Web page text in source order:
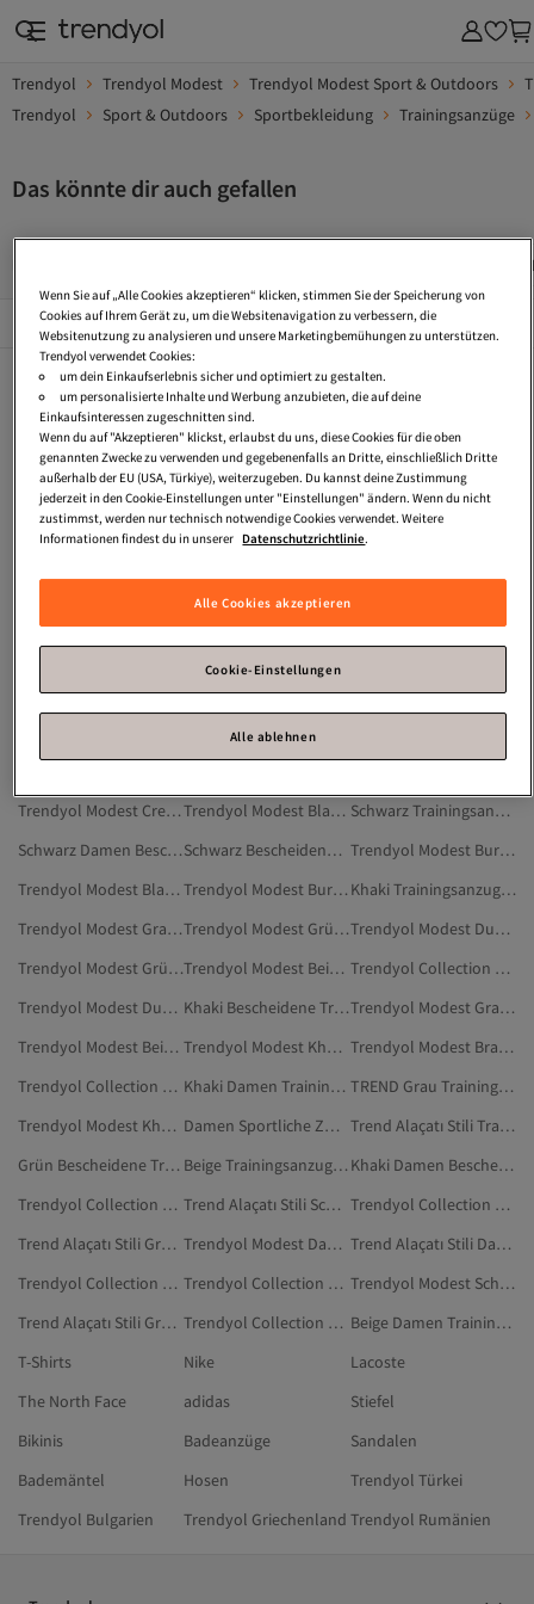
Trendyol Trendyol Modest Trendyol Modest Sport & Outdoors
Trendyol
Sport & Outdoors Sportbekleidung Trainingsanzüge
Das könnte dir auch gefallen
Trendyol
Beliebte Seiten Alles Sehen
Trainingsanzug Baumwolle Hijab Sportbekleidung
Sport Zweiteiler
Jogging Kleidung
Hijab Zweiteiler
Strick Zweiteiler
Zweiteiler Gestreift
Trainingsanzug 6Xl
Zweiteiler Satin
Sportbekleidung LaufenLange Sportshirts
Lange Tops
Strick Abaya
Leinen Sportbekleidung
Lauf Bekleidung
Trendyol Modest Damen Sportbekleidung
Trendyol Modest Schwarz Trainingsanzüge
Damen Trainingsanzug-Sets
Trendyol Modest Lila Bescheidene Trainingsanzug-Sets
Trendyol Modest Schwarz Sportbekleidung
Trendyol Modest Trainingsanzüge
Trendyol Modest Cremefarben Bescheidene Trainingsanzug-Sets
Trendyol Modest Blau Sportbekleidung
Schwarz Trainingsanzug-Sets
Schwarz Damen Bescheidene Trainingsanzug-Sets
Schwarz Bescheidene Trainingsanzug-Sets
Trendyol Modest Burgundrot Trainingsanzug-Sets
Trendyol Modest Blau Trainingsanzüge
Trendyol Modest Burgundrot Bescheidene Trainingsanzug-Sets
Khaki Trainingsanzug-Sets
Trendyol Modest Grau Sportbekleidung
Trendyol Modest Grün Trainingsanzüge
Trendyol Modest Dunkelblau Sportbekleidung
Trendyol Modest Grün Sportbekleidung
Trendyol Modest Beige Trainingsanzüge
Trendyol Collection Damen Trainingsanzug-Sets
Trendyol Modest Dunkelblau Trainingsanzüge
Khaki Bescheidene Trainingsanzug-Sets
Trendyol Modest Grau Trainingsanzüge
Trendyol Modest Beige Sportbekleidung
Trendyol Modest Khaki Trainingsanzüge
Trendyol Modest Braun Trainingsanzüge
Trendyol Collection Trainingsanzug-Sets
Khaki Damen Trainingsanzug-Sets
TREND Grau Trainingsanzug-Sets
Trendyol Modest Khaki Sportbekleidung
Damen Sportliche Zweiteilige Sets
Trend Alaçatı Stili Trainingsanzug-Sets
Grün Bescheidene Trainingsanzug-Sets
Beige Trainingsanzug-Sets
Khaki Damen Bescheidene Trainingsanzug-Sets
Trendyol Collection Blau Trainingsanzug-Sets
Trend Alaçatı Stili Schwarz Trainingsanzug-Sets
Trendyol Collection Schwarz Trainingsanzug-Sets
Trend Alaçatı Stili Grün Trainingsanzug-Sets
Trendyol Modest Damen Sport & Outdoors
Trend Alaçatı Stili Damen Trainingsanzug-Sets
Trendyol Collection Mehrfarbig Trainingsanzug-Sets
Trendyol Collection Grün Trainingsanzug-Sets
Trendyol Modest Schwarz Sport & Outdoors
Trend Alaçatı Stili Grau Trainingsanzug-Sets
Trendyol Collection Grau Trainingsanzug-Sets
Beige Damen Trainingsanzug-Sets
T-Shirts
Nike
Lacoste
The North Face
adidas
Stiefel
Bikinis
Badeanzüge
Sandalen
Bademäntel
Hosen
Trendyol Türkei
Trendyol Bulgarien
Trendyol Griechenland Trendyol Rumänien
Wenn Sie auf „Alle Cookies akzeptieren“ klicken, stimmen Sie der Speicherung von
Cookies auf Ihrem Gerät zu, um die Websitenavigation zu verbessern, die
Websitenutzung zu analysieren und unsere Marketingbemühungen zu unterstützen.
Trendyol verwendet Cookies:
um dein Einkaufserlebnis sicher und optimiert zu gestalten.
um personalisierte Inhalte und Werbung anzubieten, die auf deine
Einkaufsinteressen zugeschnitten sind.
Wenn du auf "Akzeptieren" klickst, erlaubst du uns, diese Cookies für die oben
genannten Zwecke zu verwenden und gegebenenfalls an Dritte, einschließlich Dritte
außerhalb der EU (USA, Türkiye), weiterzugeben. Du kannst deine Zustimmung
jederzeit in den Cookie-Einstellungen unter "Einstellungen" ändern. Wenn du nicht
zustimmst, werden nur technisch notwendige Cookies verwendet. Weitere
Informationen findest du in unserer Datenschutzrichtlinie.
Alle Cookies akzeptieren
Cookie-Einstellungen
Alle ablehnen